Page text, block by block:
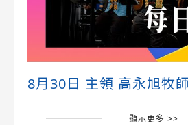
8月30日 主領 高永旭牧
顯示更多 >>